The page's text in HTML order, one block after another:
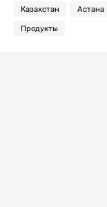
Казахстан Астана
Продукты